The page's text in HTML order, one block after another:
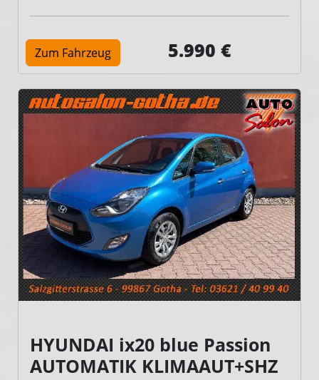
Zum Fahrzeug 5.990 €
HYUNDAI ix20 blue Passion
AUTOMATIK KLIMAAUT+SHZ